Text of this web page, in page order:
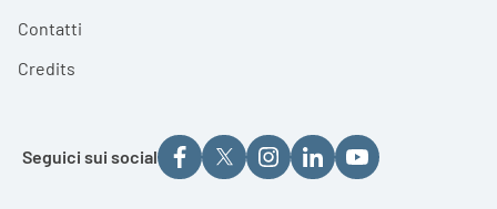
Contatti
Credits
Seguici sui social